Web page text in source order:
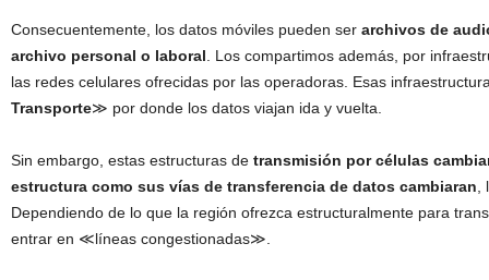
Consecuentemente, los datos móviles pueden ser archivos de
archivo personal o laboral . Los compartimos además, por
las redes celulares ofrecidas por las operadoras. Esas
Transporte≫ por donde los datos viajan ida y vuelta.
Sin embargo, estas estructuras de transmisión por células
estructura como sus vías de transferencia de datos cambiaran
Dependiendo de lo que la región ofrezca estructuralmente para
entrar en ≪líneas congestionadas≫.